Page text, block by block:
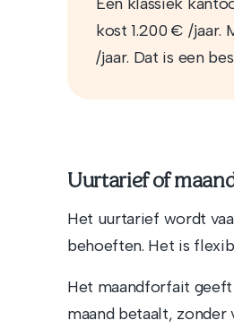
kost 1.200 € /jaar.
/jaar. Dat is een
Uurtarief of
Het uurtarief wordt
behoeften. Het is
Het maandforfait
maand betaalt, zonder